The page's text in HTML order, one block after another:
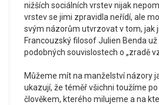
nižších sociálních vrstev nijak
vrstev se jimi zpravidla neřídí, ale
svým názorům utvrzovat v tom, jak
Francouzský filosof Julien Benda
podobných souvislostech o „zradě
Můžeme mít na manželství názory
ukazují, že téměř všichni toužíme
člověkem, kterého milujeme a na